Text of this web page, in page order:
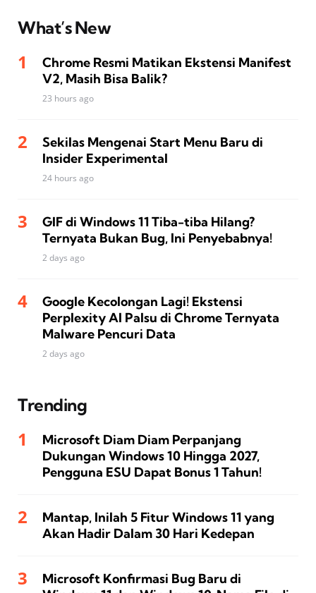
What’s New
Chrome Resmi Matikan Ekstensi Manifest
V2, Masih Bisa Balik?
23 hours ago
Sekilas Mengenai Start Menu Baru di
Insider Experimental
24 hours ago
GIF di Windows 11 Tiba-tiba Hilang?
Ternyata Bukan Bug, Ini Penyebabnya!
2 days ago
Google Kecolongan Lagi! Ekstensi
Perplexity AI Palsu di Chrome Ternyata
Malware Pencuri Data
2 days ago
Trending
Microsoft Diam Diam Perpanjang
Dukungan Windows 10 Hingga 2027,
Pengguna ESU Dapat Bonus 1 Tahun!
Mantap, Inilah 5 Fitur Windows 11 yang
Akan Hadir Dalam 30 Hari Kedepan
Microsoft Konfirmasi Bug Baru di